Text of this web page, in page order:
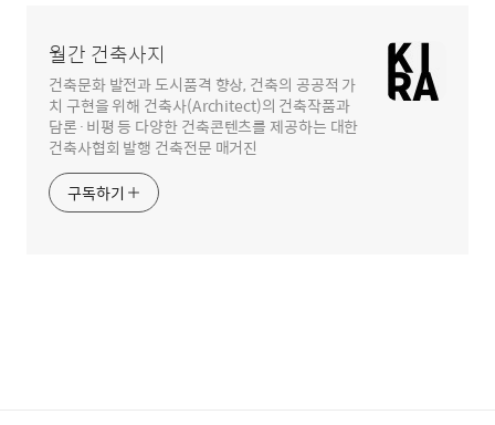
월간 건축사지
건축문화 발전과 도시품격 향상, 건축의 공공적 가
치 구현을 위해 건축사(Architect)의 건축작품과
담론·비평 등 다양한 건축콘텐츠를 제공하는 대한
건축사협회 발행 건축전문 매거진
구독하기